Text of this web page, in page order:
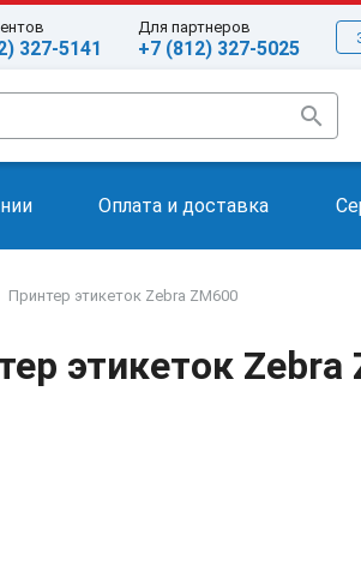
327-5141
Для партнеров
+7 (812) 327-5025
search
Оплата и доставка
Принтер этикеток Zebra ZM600
этикеток Zebra